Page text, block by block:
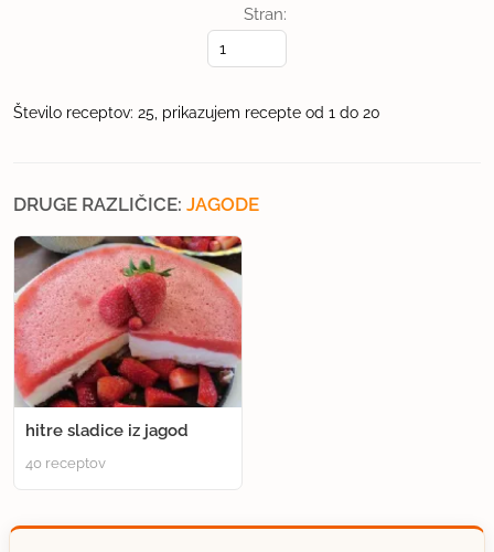
Stran:
Število receptov: 25, prikazujem recepte od 1 do 20
DRUGE RAZLIČICE: JAGODE
hitre sladice iz jagod
40 receptov